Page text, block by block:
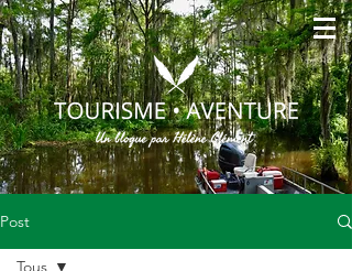
Post
Tous